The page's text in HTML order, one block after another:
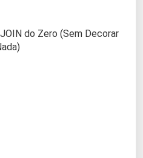
do Zero (Sem Decorar